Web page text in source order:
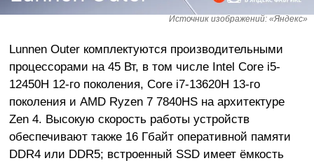
Источник изображений: «Яндекс»
Lunnen Outer комплектуются производительными
процессорами на 45 Вт, в том числе Intel Core i5-
12450H 12-го поколения, Core i7-13620H 13-го
поколения и AMD Ryzen 7 7840HS на архитектуре
Zen 4. Высокую скорость работы устройств
обеспечивают также 16 Гбайт оперативной памяти
DDR4 или DDR5; встроенный SSD имеет ёмкость